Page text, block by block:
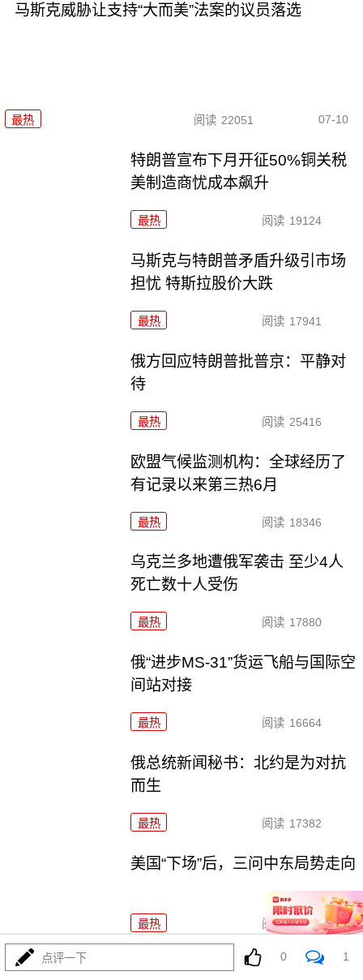
马斯克威胁让支持“大而美”法案的议员落选
最热 阅读 22051 07-10
特朗普宣布下月开征50%铜关税
美制造商忧成本飙升
最热 阅读 19124
马斯克与特朗普矛盾升级引市场
担忧 特斯拉股价大跌
最热 阅读 17941
俄方回应特朗普批普京：平静对
待
最热 阅读 25416
欧盟气候监测机构：全球经历了
有记录以来第三热6月
最热 阅读 18346
乌克兰多地遭俄军袭击 至少4人
死亡数十人受伤
最热 阅读 17880
俄“进步MS-31”货运飞船与国际空
间站对接
最热 阅读 16664
俄总统新闻秘书：北约是为对抗
而生
最热 阅读 17382
美国“下场”后，三问中东局势走向
最热 阅读 49686
美国空袭伊朗进一步影响国际空运
点评一下 0 1